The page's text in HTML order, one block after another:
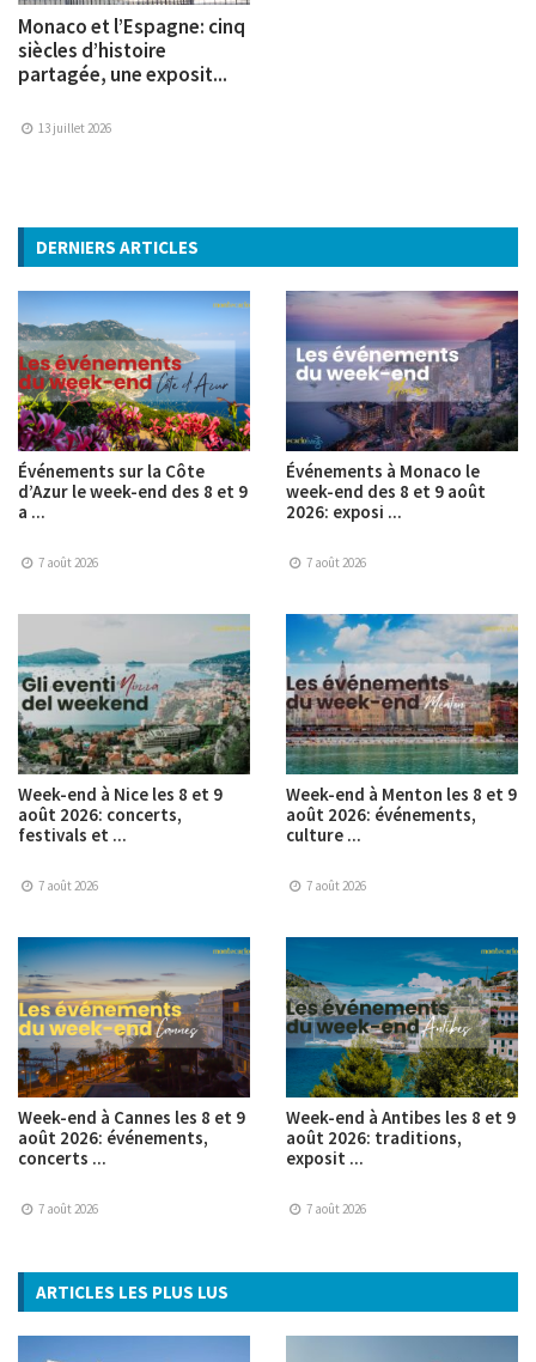
Monaco et l’Espagne: cinq
siècles d’histoire
partagée, une exposit...
13 juillet 2026
DERNIERS ARTICLES
Événements sur la Côte
d’Azur le week-end des 8 et 9
a ...
7 août 2026
Événements à Monaco le
week-end des 8 et 9 août
2026: exposi ...
7 août 2026
Week-end à Nice les 8 et 9
août 2026: concerts,
festivals et ...
7 août 2026
Week-end à Menton les 8 et 9
août 2026: événements,
culture ...
7 août 2026
Week-end à Cannes les 8 et 9
août 2026: événements,
concerts ...
7 août 2026
Week-end à Antibes les 8 et 9
août 2026: traditions,
exposit ...
7 août 2026
ARTICLES LES PLUS LUS